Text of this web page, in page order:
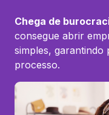
Chega de
consegue abrir
simples, garantindo
processo.